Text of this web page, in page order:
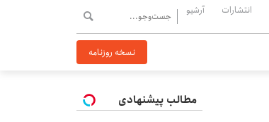
انتشارات آرشیو
نسخه روزنامه
مطالب پیشنهادی